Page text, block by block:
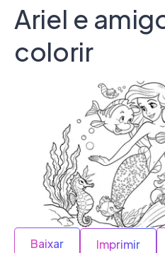
Ariel e
colorir
Baixar Imprimir